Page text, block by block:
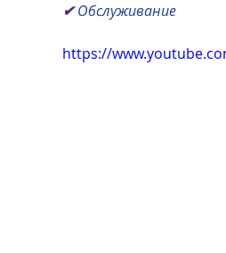
✔ Обслуживание
https://